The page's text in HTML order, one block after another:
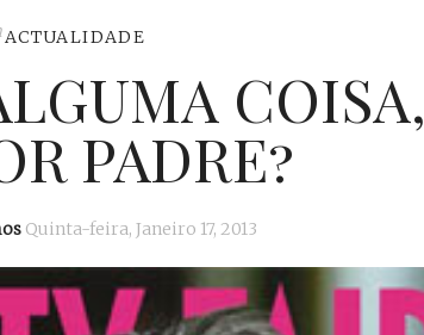
ACTUALIDADE
COISA,
PADRE?
Quinta-feira, Janeiro 17, 2013